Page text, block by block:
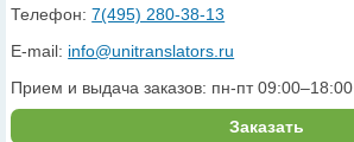
Телефон:7(495) 280-38-13
E-mail: info@unitranslators.ru
Прием и выдача заказов: пн-пт 09:00–18:00
Заказать